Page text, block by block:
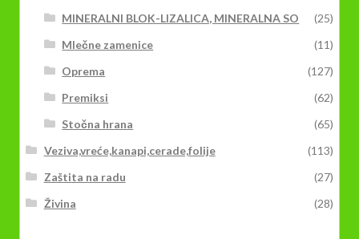
MINERALNI BLOK-LIZALICA, MINERALNA SO
(25)
Mlečne zamenice
(11)
Oprema
(127)
Premiksi
(62)
Stočna hrana
(65)
Veziva,vreće,kanapi,cerade,folije
(113)
Zaštita na radu
(27)
Živina
(28)